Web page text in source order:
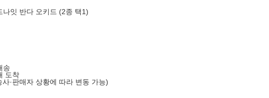
나잇 반다 오키드 (2종 택1)
송
도착
사·판매자 상황에 따라 변동 가능)